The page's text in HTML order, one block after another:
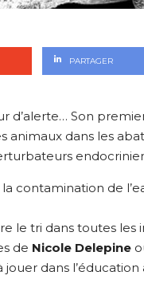
PARTAGER
d’alerte… Son
dans les
contamination de
le tri dans toutes les
de Nicole Delepine
dans l’éducation